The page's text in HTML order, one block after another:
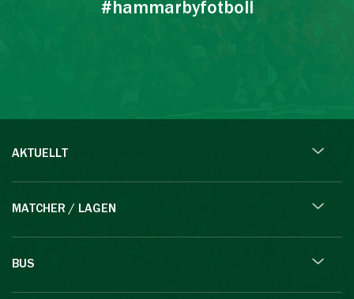
#hammarbyfotboll
AKTUELLT
MATCHER / LAGEN
BUS